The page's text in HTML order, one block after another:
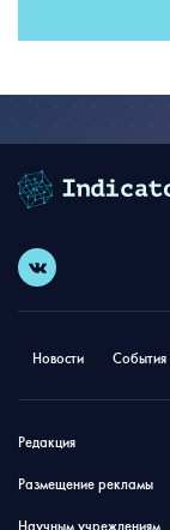
Новости События
Редакция
Размещение рекламы
Научным учреждениям